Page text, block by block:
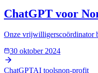
ChatGPT voor
Onze vrijwilligerscoördinator
30 oktober 2024
ChatGPTAI toolsnon-profit